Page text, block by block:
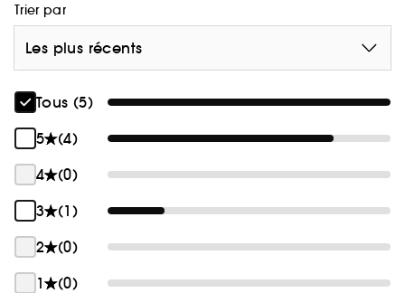
Trier par
Les plus récents
Tous (5)
5
(4)
4
(0)
3
(1)
2
(0)
1
(0)